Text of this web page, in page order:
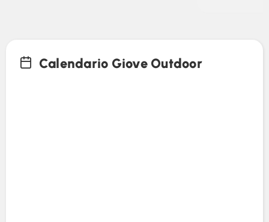
Calendario Giove Outdoor